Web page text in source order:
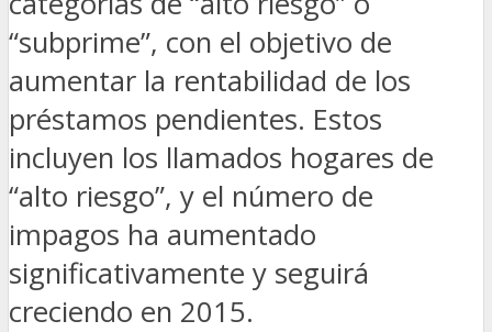
“subprime”, con el objetivo de
aumentar la rentabilidad de los
préstamos pendientes. Estos
incluyen los llamados hogares de
“alto riesgo”, y el número de
impagos ha aumentado
significativamente y seguirá
creciendo en 2015.